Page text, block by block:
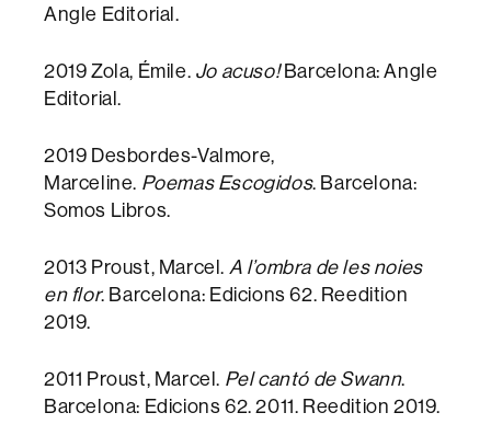
Angle Editorial.
2019 Zola, Émile. Jo acuso!Barcelona: Angle
Editorial.
2019 Desbordes-Valmore,
Marceline. Poemas Escogidos. Barcelona:
Somos Libros.
2013 Proust, Marcel. A l’ombra de les noies
en flor. Barcelona: Edicions 62. Reedition
2019.
2011 Proust, Marcel. Pel cantó de Swann.
Barcelona: Edicions 62. 2011. Reedition 2019.